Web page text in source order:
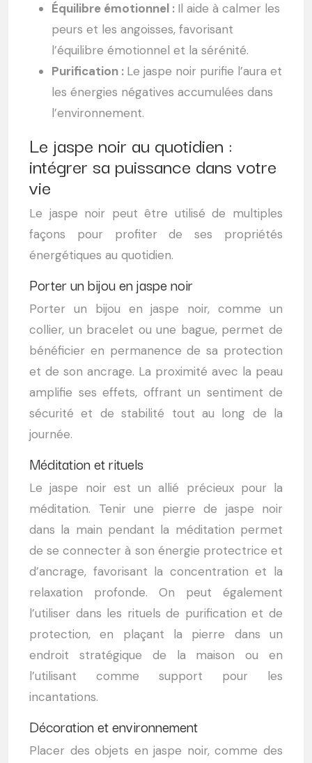
Équilibre émotionnel : Il aide à calmer les
peurs et les angoisses, favorisant
l’équilibre émotionnel et la sérénité.
Purification : Le jaspe noir purifie l’aura et
les énergies négatives accumulées dans
l’environnement.
Le jaspe noir au quotidien :
intégrer sa puissance dans votre
vie
Le jaspe noir peut être utilisé de multiples
façons pour profiter de ses propriétés
énergétiques au quotidien.
Porter un bijou en jaspe noir
Porter un bijou en jaspe noir, comme un
collier, un bracelet ou une bague, permet de
bénéficier en permanence de sa protection
et de son ancrage. La proximité avec la peau
amplifie ses effets, offrant un sentiment de
sécurité et de stabilité tout au long de la
journée.
Méditation et rituels
Le jaspe noir est un allié précieux pour la
méditation. Tenir une pierre de jaspe noir
dans la main pendant la méditation permet
de se connecter à son énergie protectrice et
d’ancrage, favorisant la concentration et la
relaxation profonde. On peut également
l’utiliser dans les rituels de purification et de
protection, en plaçant la pierre dans un
endroit stratégique de la maison ou en
l’utilisant comme support pour les
incantations.
Décoration et environnement
Placer des objets en jaspe noir, comme des